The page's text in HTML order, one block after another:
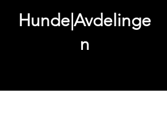
Hunde|Avdelinge
n